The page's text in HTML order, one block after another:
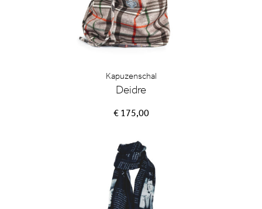
Kapuzenschal
Deidre
€ 175,00